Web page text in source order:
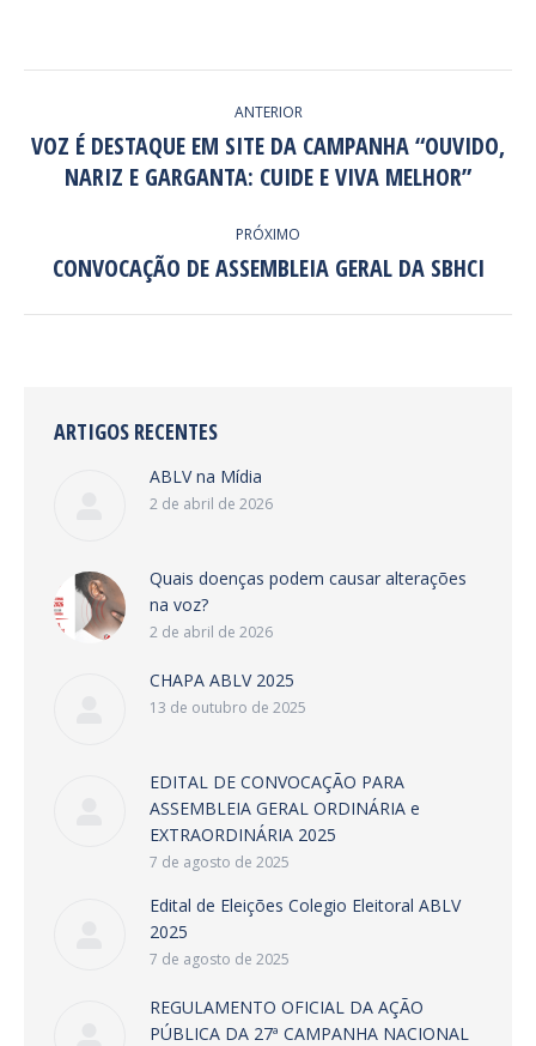
DE
POST:
ANTERIOR
Post
anterior:
VOZ É DESTAQUE EM SITE DA CAMPANHA “OUVIDO,
NARIZ E GARGANTA: CUIDE E VIVA MELHOR”
PRÓXIMO
Próximo
CONVOCAÇÃO DE ASSEMBLEIA GERAL DA SBHCI
ARTIGOS RECENTES
ABLV na Mídia
2 de abril de 2026
Quais doenças podem causar alterações
na voz?
2 de abril de 2026
CHAPA ABLV 2025
13 de outubro de 2025
EDITAL DE CONVOCAÇÃO PARA
ASSEMBLEIA GERAL ORDINÁRIA e
EXTRAORDINÁRIA 2025
7 de agosto de 2025
Edital de Eleições Colegio Eleitoral ABLV
2025
7 de agosto de 2025
REGULAMENTO OFICIAL DA AÇÃO
PÚBLICA DA 27ª CAMPANHA NACIONAL